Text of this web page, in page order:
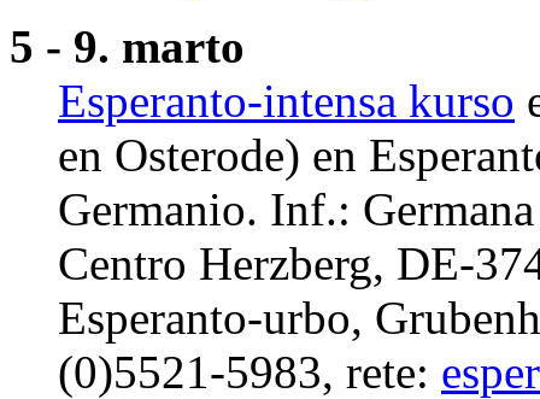
5 - 9. marto
Esperanto-intensa kurso
en Osterode) en
Germanio. Inf.:
Centro Herzberg, DE-
Esperanto-urbo,
(0)5521-5983, rete: